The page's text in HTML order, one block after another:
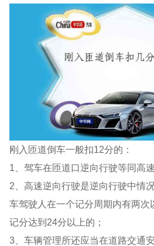
刚入匝道倒车一般扣12分的：
1、驾车在匝道口逆向行驶等同高
2、高速逆向行驶是逆向行驶中情
车驾驶人在一个记分周期内有两次
记分达到24分以上的；
3、车辆管理所还应当在道路交通